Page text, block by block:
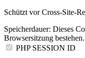
Schützt vor Cross-Site-
Speicherdauer: Dieses
Browsersitzung bestehen.
PHP SESSION ID